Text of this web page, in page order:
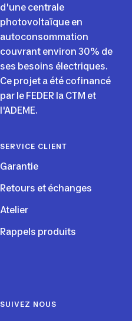
d'une centrale
photovoltaïque en
autoconsommation
couvrant environ 30% de
ses besoins électriques.
Ce projet a été cofinancé
par le FEDER la CTM et
l'ADEME.
SERVICE CLIENT
Garantie
Retours et échanges
Atelier
Rappels produits
SUIVEZ NOUS